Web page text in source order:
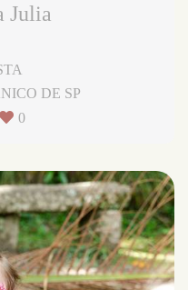
Julia
DE SP
0